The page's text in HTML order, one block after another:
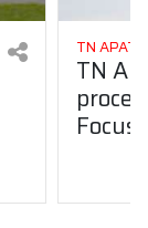
TN APAT
TN
Focus